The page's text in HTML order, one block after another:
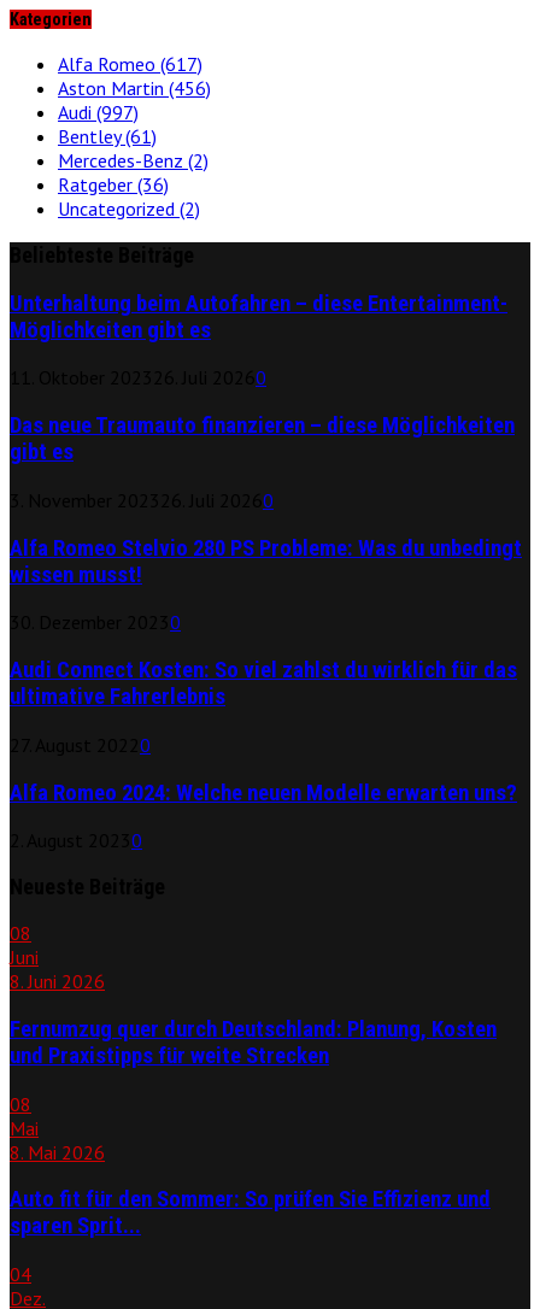
Kategorien
Alfa Romeo (617)
Aston Martin (456)
Audi (997)
Bentley(61)
Mercedes-Benz (2)
Ratgeber (36)
Uncategorized (2)
Unterhaltung beim Autofahren – diese Entertainment-
Möglichkeiten gibt es
0
Das neue Traumauto finanzieren – diese Möglichkeiten
gibt es
0
Alfa Romeo Stelvio 280 PS Probleme: Was du unbedingt
wissen musst!
0
Audi Connect Kosten: So viel zahlst du wirklich für das
ultimative Fahrerlebnis
0
Alfa Romeo 2024: Welche neuen Modelle erwarten uns?
0
08
Juni
8. Juni 2026
Fernumzug quer durch Deutschland: Planung, Kosten
und Praxistipps für weite Strecken
08
Mai
8. Mai 2026
Auto fit für den Sommer: So prüfen Sie Effizienz und
sparen Sprit...
04
Dez.